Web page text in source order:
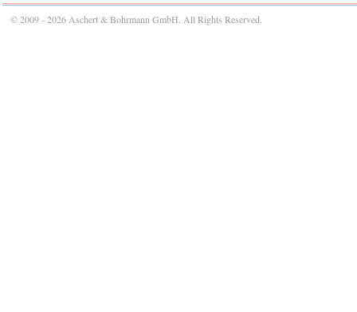
© 2009 - 2026 Aschert & Bohrmann GmbH. All Rights Reserved.